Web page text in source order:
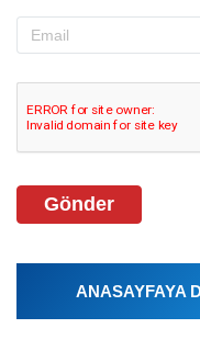
Gönder
ANASAYFAYA